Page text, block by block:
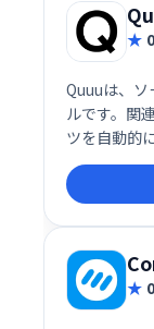
Quuuは、ソ
ルです。関
ツを自動的
ディアアカ
ワーを増や
的なソー